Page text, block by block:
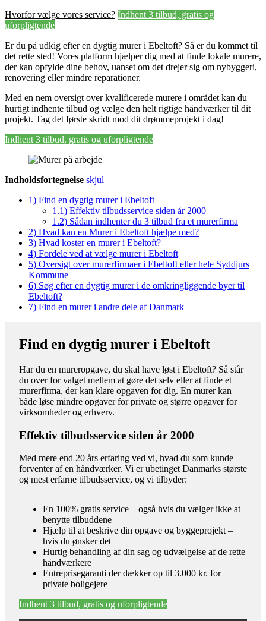
Hvorfor vælge vores service? Indhent 3 tilbud, gratis og
uforpligtende
Er du på udkig efter en dygtig murer i Ebeltoft? Så er du kommet til
det rette sted! Vores platform hjælper dig med at finde lokale murere,
der kan opfylde dine behov, uanset om det drejer sig om nybyggeri,
renovering eller mindre reparationer.
Med en nem oversigt over kvalificerede murere i området kan du
hurtigt indhente tilbud og vælge den helt rigtige håndværker til dit
projekt. Tag det første skridt mod dit drømmeprojekt i dag!
Indhent 3 tilbud, gratis og uforpligtende
Indholdsfortegnelse skjul
1) Find en dygtig murer i Ebeltoft
1.1) Effektiv tilbudsservice siden år 2000
1.2) Sådan indhenter du 3 tilbud fra et murerfirma
2) Hvad kan en Murer i Ebeltoft hjælpe med?
3) Hvad koster en murer i Ebeltoft?
4) Fordele ved at vælge murer i Ebeltoft
5) Oversigt over murerfirmaer i Ebeltoft eller hele Syddjurs
Kommune
6) Søg efter en dygtig murer i de omkringliggende byer til
Ebeltoft?
7) Find en murer i andre dele af Danmark
Find en dygtig murer i Ebeltoft
Har du en mureropgave, du skal have løst i Ebeltoft? Så står
du over for valget mellem at gøre det selv eller at finde et
murerfirma, der kan klare opgaven for dig. En murer kan
både løse mindre opgaver for private og større opgaver for
virksomheder og erhverv.
Effektiv tilbudsservice siden år 2000
Med mere end 20 års erfaring ved vi, hvad du som kunde
forventer af en håndværker. Vi er ubetinget Danmarks største
og mest erfarne tilbudsservice, og vi tilbyder:
En 100% gratis service – også hvis du vælger ikke at
benytte tilbuddene
Hjælp til at beskrive din opgave og byggeprojekt –
hvis du ønsker det
Hurtig behandling af din sag og udvælgelse af de rette
håndværkere
Entreprisegaranti der dækker op til 3.000 kr. for
private boligejere
Indhent 3 tilbud, gratis og uforpligtende